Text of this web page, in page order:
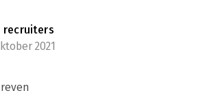
recruiters
2021